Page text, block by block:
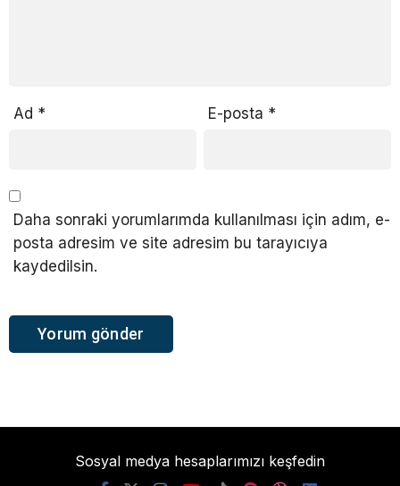
Ad * E-posta *
Daha sonraki yorumlarımda kullanılması için adım, e-
posta adresim ve site adresim bu tarayıcıya
kaydedilsin.
Sosyal medya hesaplarımızı keşfedin